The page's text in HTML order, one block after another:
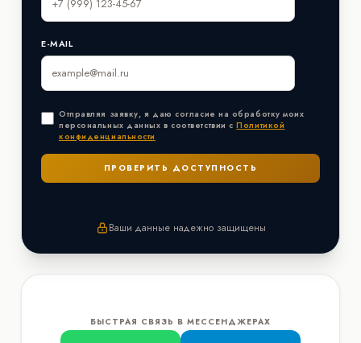
E-MAIL
Отправляя заявку, я даю согласие на обработку моих
персональных данных в соответствии сПолитикой
конфиденциальности
Ваши данные надежно защищены
БЫСТРАЯ СВЯЗЬ В МЕССЕНДЖЕРАХ